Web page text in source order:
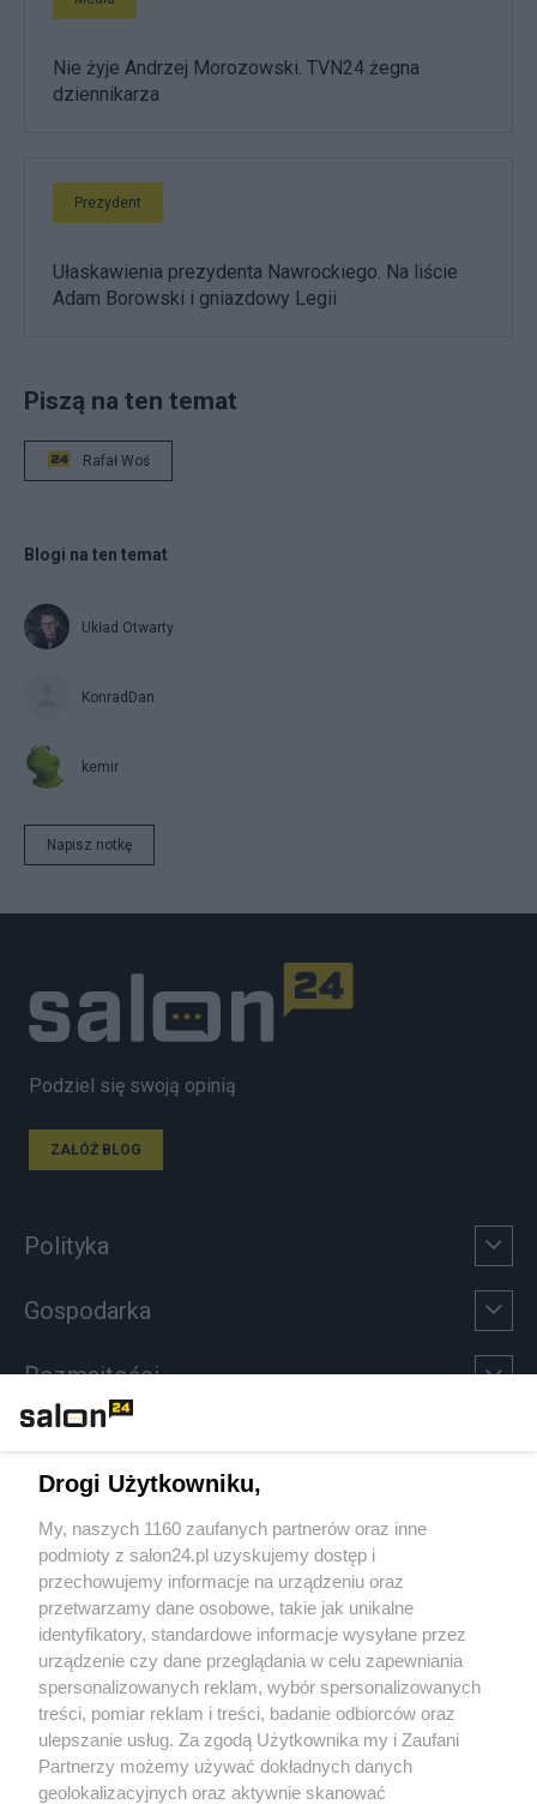
Nie żyje Andrzej Morozowski. TVN24 żegna
dziennikarza
Prezydent
Ułaskawienia prezydenta Nawrockiego. Na liście
Adam Borowski i gniazdowy Legii
Piszą na ten temat
Rafał Woś
Blogi na ten temat
Układ Otwarty
KonradDan
kemir
Napisz notkę
Podziel się swoją opinią
ZAŁÓŻ BLOG
Polityka
Gospodarka
Rozmaitości
Sport
Społeczeństwo
Kultura
X Facebook Instagram Youtube
Drogi Użytkowniku,
My, naszych 1160 zaufanych partnerów oraz inne
podmioty z salon24.pl uzyskujemy dostęp i
przechowujemy informacje na urządzeniu oraz
przetwarzamy dane osobowe, takie jak unikalne
identyfikatory, standardowe informacje wysyłane przez
urządzenie czy dane przeglądania w celu zapewniania
spersonalizowanych reklam, wybór spersonalizowanych
treści, pomiar reklam i treści, badanie odbiorców oraz
ulepszanie usług. Za zgodą Użytkownika my i Zaufani
Partnerzy możemy używać dokładnych danych
geolokalizacyjnych oraz aktywnie skanować